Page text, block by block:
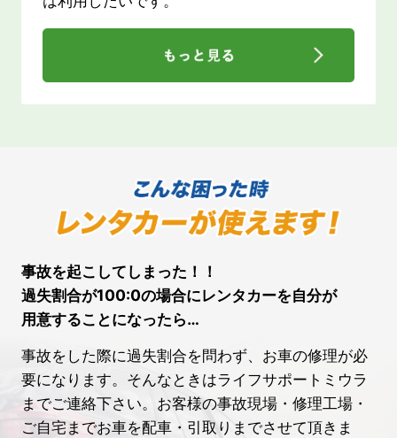
事故を起こしてしまった！！
過失割合が100:0の場合にレンタカーを⾃分が
⽤意することになったら…
事故をした際に過失割合を問わず、お車の修理が必
要になります。そんなときはライフサポートミウラ
までご連絡下さい。お客様の事故現場・修理工場・
ご自宅までお車を配車・引取りまでさせて頂きま